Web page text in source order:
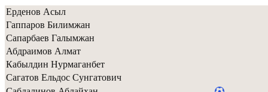
Ерденов Асыл
Гаппаров Билимжан
Сапарбаев Галымжан
Абдраимов Алмат
Кабылдин Нурмаганбет
Сагатов Ельдос Сунгатович